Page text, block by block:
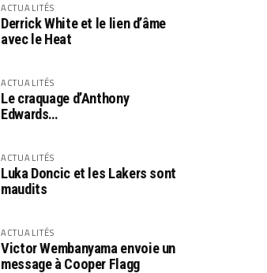
ACTUALITÉS
Derrick White et le lien d’âme
avec le Heat
ACTUALITÉS
Le craquage d’Anthony
Edwards…
ACTUALITÉS
Luka Doncic et les Lakers sont
maudits
ACTUALITÉS
Victor Wembanyama envoie un
message à Cooper Flagg